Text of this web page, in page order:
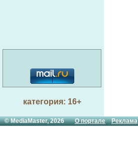
категория: 16+
© MediaMaster, 2026О портале Реклама